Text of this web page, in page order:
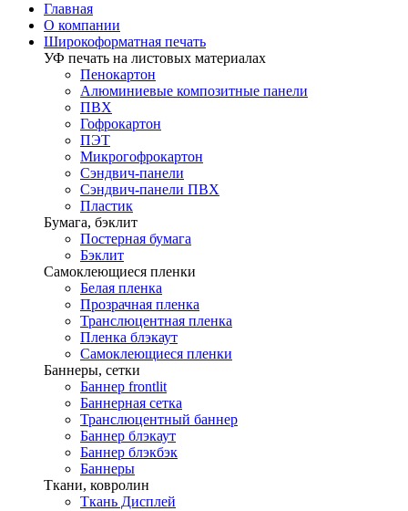
Главная
О компании
Широкоформатная печать
УФ печать на листовых материалах
Пенокартон
Алюминиевые композитные панели
ПВХ
Гофрокартон
ПЭТ
Микрогофрокартон
Сэндвич-панели
Сэндвич-панели ПВХ
Пластик
Бумага, бэклит
Постерная бумага
Бэклит
Самоклеющиеся пленки
Белая пленка
Прозрачная пленка
Транслюцентная пленка
Пленка блэкаут
Самоклеющиеся пленки
Баннеры, сетки
Баннер frontlit
Баннерная сетка
Транслюцентный баннер
Баннер блэкаут
Баннер блэкбэк
Баннеры
Ткани, ковролин
Ткань Дисплей